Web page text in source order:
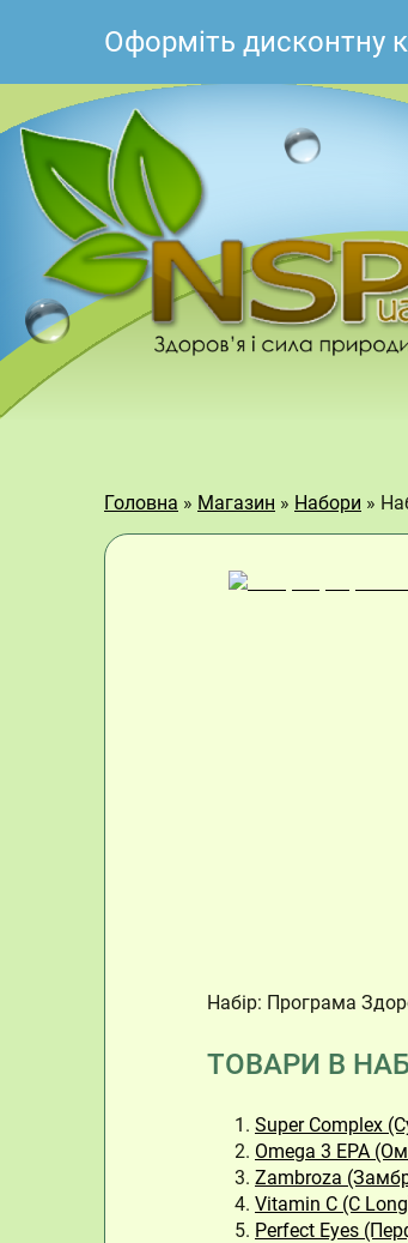
Оформіть дисконтну
Головна » Магазин » Набори »
Набір: Програма
ТОВАРИ В
Super Complex
Omega 3 EPA
Zambroza
Vitamin C (C
Perfect Eyes